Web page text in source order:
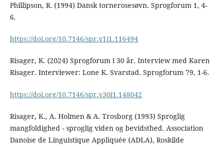
Phillipson, R. (1994) Dansk tornerosesøvn. Sprogforum 1, 4-
6.
https://doi.org/10.7146/spr.v1i1.116494
Risager, K. (2024) Sprogforum i 30 år. Interview med Karen
Risager. Interviewer: Lone K. Svarstad. Sprogforum 79, 1-6.
https://doi.org/10.7146/spr.v30i1.148042
Risager, K., A. Holmen & A. Trosborg (1993) Sproglig
mangfoldighed - sproglig viden og bevidsthed. Association
Danoise de Linguistique Appliquée (ADLA), Roskilde